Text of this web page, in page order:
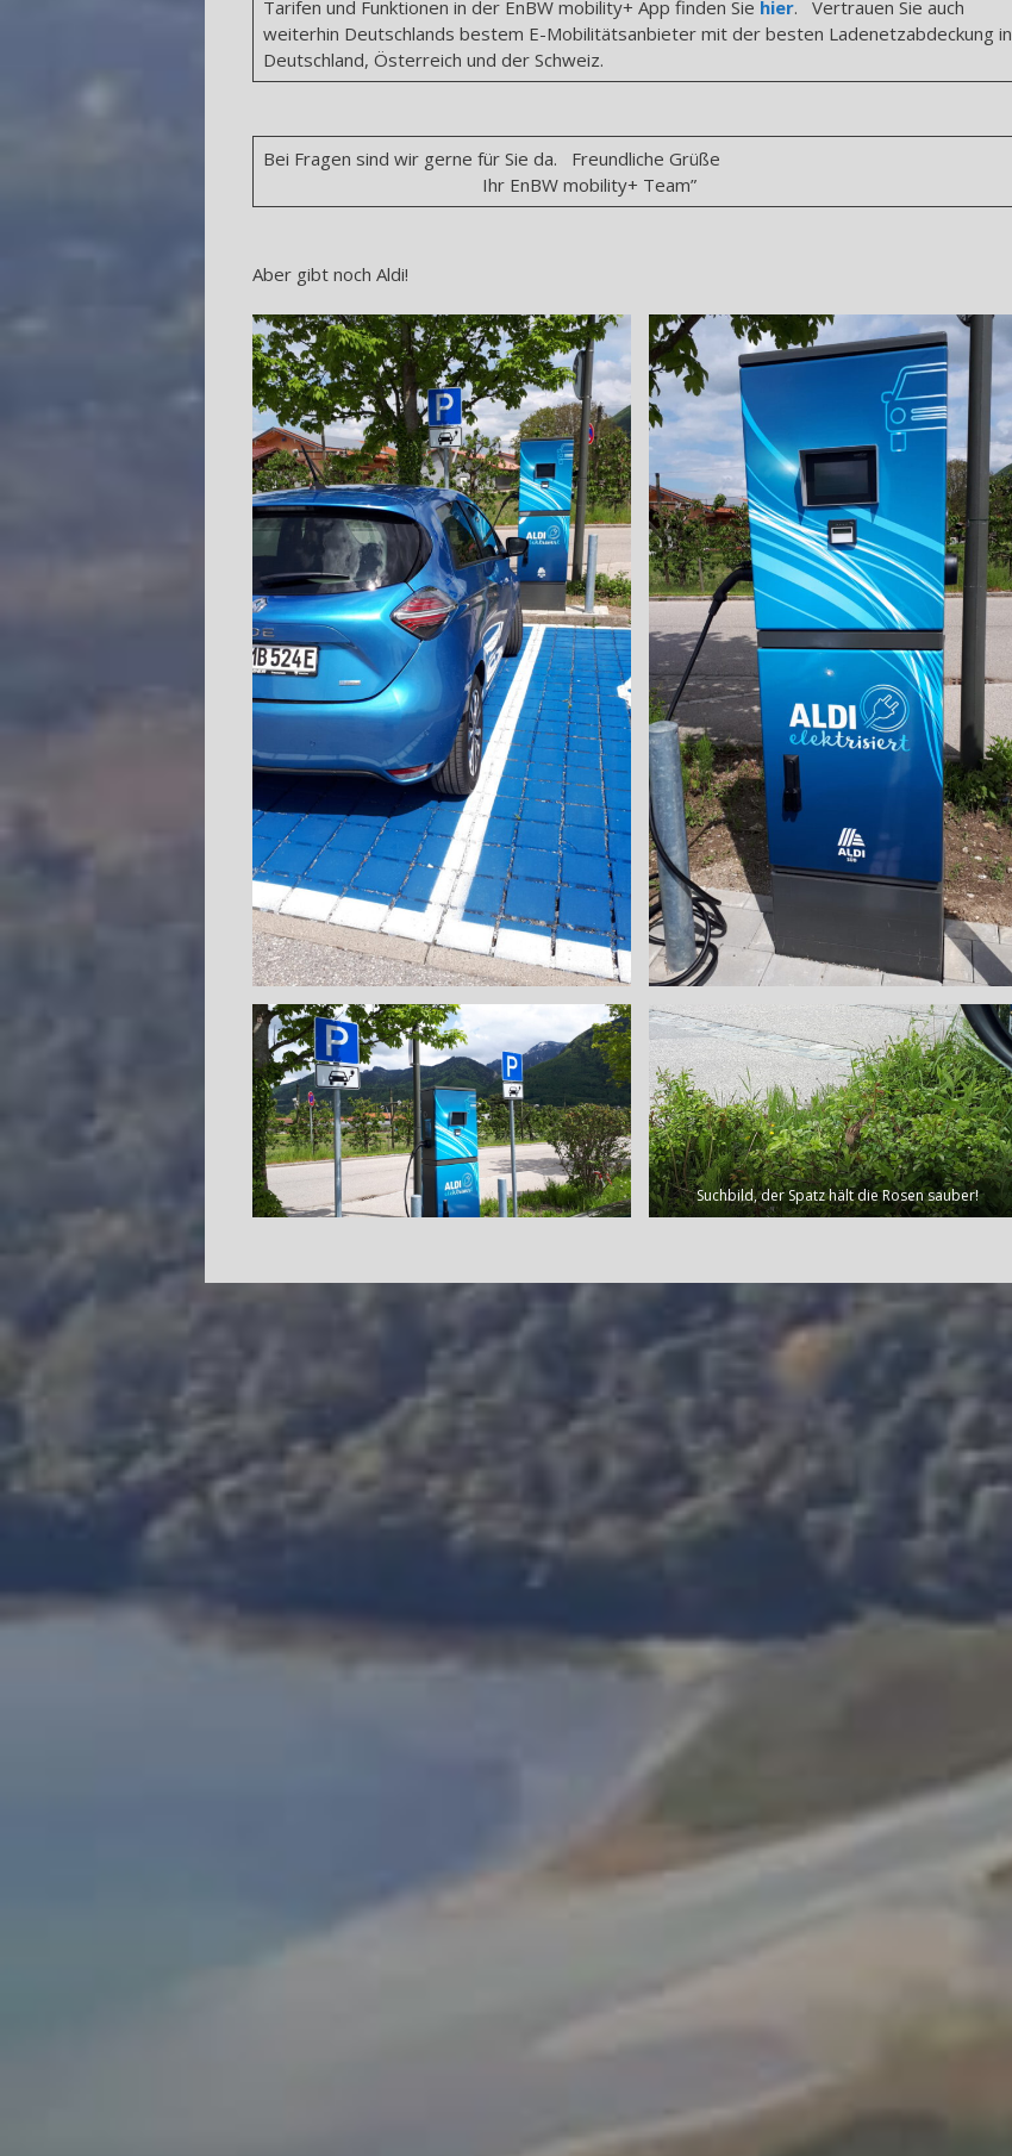
Tarifen und Funktionen in der EnBW mobility+ App finden Sie hier. Vertrauen Sie auch
weiterhin Deutschlands bestem E-Mobilitätsanbieter mit der besten Ladenetzabdeckung in
Deutschland, Österreich und der Schweiz.
Bei Fragen sind wir gerne für Sie da. Freundliche Grüße
Ihr EnBW mobility+ Team”
Aber gibt noch Aldi!
Suchbild, der Spatz hält die Rosen sauber!